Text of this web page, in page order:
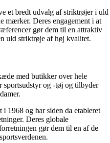
et bredt udvalg af striktrøjer i uld
mærker. Deres engagement i at
gør dem til en attraktiv
uld striktrøje af høj kvalitet.
med butikker over hele
sportsudstyr og -tøj og tilbyder
1968 og har siden da etableret
Deres globale
gør dem til en af de